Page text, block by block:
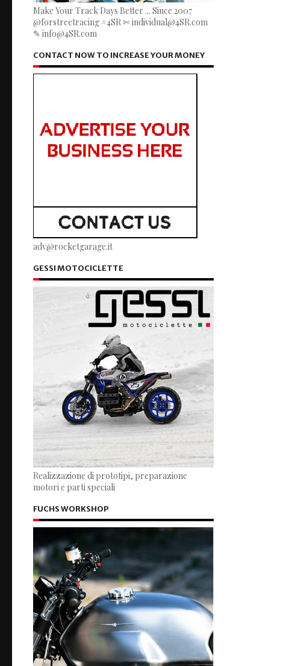
Make Your Track Days Better ... Since 2007
@forstreetracing #4SR ✄ individual@4SR.com
✎ info@4SR.com
CONTACT NOW TO INCREASE YOUR MONEY
adv@rocketgarage.it
GESSI MOTOCICLETTE
Realizzazione di prototipi, preparazione
motori e parti speciali
FUCHS WORKSHOP